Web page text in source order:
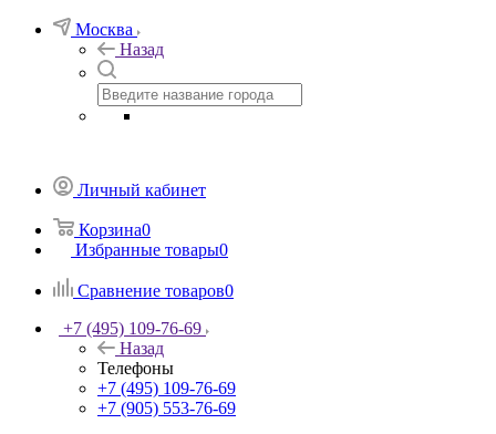
Москва
Назад
Личный кабинет
Корзина0
Избранные товары0
Сравнение товаров0
+7 (495) 109-76-69
Назад
Телефоны
+7 (495) 109-76-69
+7 (905) 553-76-69